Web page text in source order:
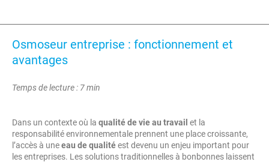
Osmoseur entreprise : fonctionnement et
avantages
Temps de lecture : 7 min
Dans un contexte où la qualité de vie au travail et la
responsabilité environnementale prennent une place croissante,
l’accès à uneeau de qualitéest devenu un enjeu important pour
les entreprises. Les solutions traditionnelles à bonbonnes laissent